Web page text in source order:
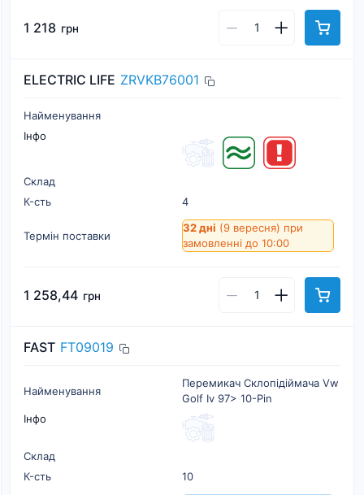
1 218 грн
ELECTRIC LIFE ZRVKB76001
Найменування
Інфо
Склад
К-cть
4
Термін поставки
32 дні (9 вересня) при
замовленні до 10:00
1 258,44 грн
FAST FT09019
Найменування
Перемикач Склопідіймача Vw
Golf Iv 97> 10-Pin
Інфо
Склад
К-cть
10